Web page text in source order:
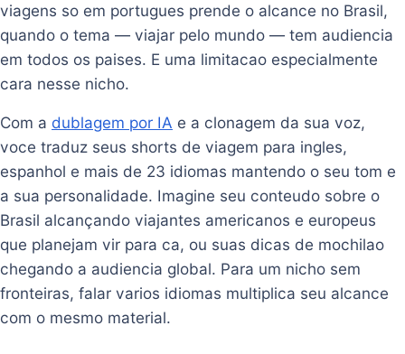
viagens so em portugues prende o alcance no Brasil,
quando o tema — viajar pelo mundo — tem audiencia
em todos os paises. E uma limitacao especialmente
cara nesse nicho.
Com a dublagem por IA e a clonagem da sua voz,
voce traduz seus shorts de viagem para ingles,
espanhol e mais de 23 idiomas mantendo o seu tom e
a sua personalidade. Imagine seu conteudo sobre o
Brasil alcançando viajantes americanos e europeus
que planejam vir para ca, ou suas dicas de mochilao
chegando a audiencia global. Para um nicho sem
fronteiras, falar varios idiomas multiplica seu alcance
com o mesmo material.